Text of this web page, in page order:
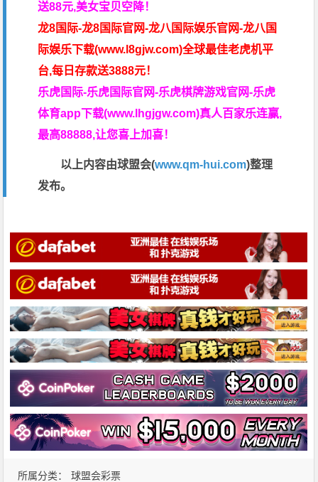
所属分类： 球盟会彩票
送88元,美女宝贝空降！
龙8国际-龙8国际官网-龙八国际娱乐官网-龙八国
际娱乐下载(www.l8gjw.com)全球最佳老虎机平
台,每日存款送3888元！
乐虎国际-乐虎国际官网-乐虎棋牌游戏官网-乐虎
体育app下载(www.lhgjgw.com)真人百家乐连赢,
最高88888,让您喜上加喜！
以上内容由球盟会(www.qm-hui.com)整理
发布。